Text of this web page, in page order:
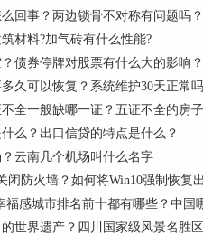
回事？两边锁骨不对称有问题吗
材料?加气砖有什么性能?
债券停牌对股票有什么大的影响
久可以恢复？系统维护30天正常
全一般缺哪一证？五证不全的房
么？出口信贷的特点是什么？
云南几个机场叫什么名字
闭防火墙？如何将Win10强制恢复
福感城市排名前十都有哪些？中国
世界遗产？四川国家级风景名胜